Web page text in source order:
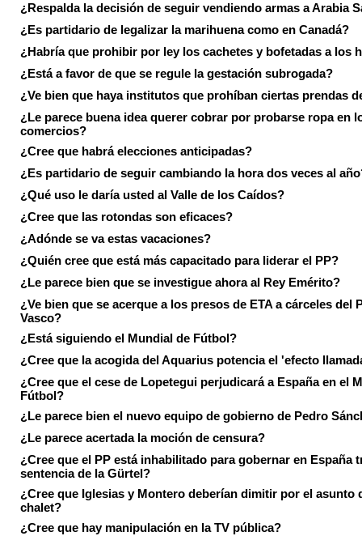
¿Respalda la decisión de seguir vendiendo armas a Arabia
¿Es partidario de legalizar la marihuena como en Canadá?
¿Habría que prohibir por ley los cachetes y bofetadas a los
¿Está a favor de que se regule la gestación subrogada?
¿Ve bien que haya institutos que prohíban ciertas prendas
¿Le parece buena idea querer cobrar por probarse ropa en
comercios?
¿Cree que habrá elecciones anticipadas?
¿Es partidario de seguir cambiando la hora dos veces al
¿Qué uso le daría usted al Valle de los Caídos?
¿Cree que las rotondas son eficaces?
¿Adónde se va estas vacaciones?
¿Quién cree que está más capacitado para liderar el PP?
¿Le parece bien que se investigue ahora al Rey Emérito?
¿Ve bien que se acerque a los presos de ETA a cárceles del
Vasco?
¿Está siguiendo el Mundial de Fútbol?
¿Cree que la acogida del Aquarius potencia el 'efecto
¿Cree que el cese de Lopetegui perjudicará a España en el
Fútbol?
¿Le parece bien el nuevo equipo de gobierno de Pedro
¿Le parece acertada la moción de censura?
¿Cree que el PP está inhabilitado para gobernar en España
sentencia de la Gürtel?
¿Cree que Iglesias y Montero deberían dimitir por el asunto
chalet?
¿Cree que hay manipulación en la TV pública?